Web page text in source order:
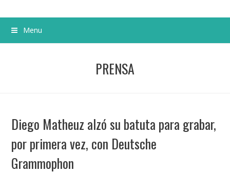
Menu
PRENSA
Diego Matheuz alzó su batuta para grabar,
por primera vez, con Deutsche
Grammophon